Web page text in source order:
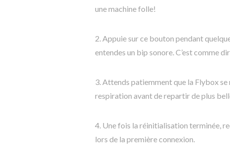
une machine folle!
2. Appuie sur ce bouton pendant
entendes un bip sonore. C’est comme
3. Attends patiemment que la Flybox
respiration avant de repartir de plus
4. Une fois la réinitialisation terminée,
lors de la première connexion.